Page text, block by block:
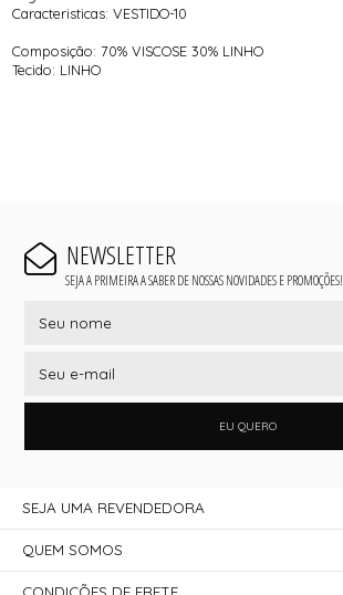
Caracteristicas: VESTIDO-10
Composição: 70% VISCOSE 30% LINHO
Tecido: LINHO
NEWSLETTER
SEJA A PRIMEIRA A SABER DE NOSSAS NOVIDADES E PROMOÇÕES!
EU QUERO
SEJA UMA REVENDEDORA
QUEM SOMOS